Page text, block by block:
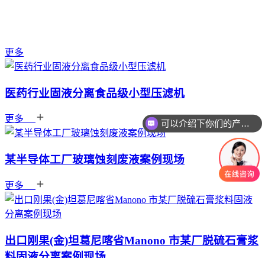
更多
医药行业固液分离食品级小型压滤机
更多
某半导体工厂玻璃蚀刻废液案例现场
更多
出口刚果(金)坦葛尼喀省Manono 市某厂脱硫石膏浆
可以介绍下你们的产品么